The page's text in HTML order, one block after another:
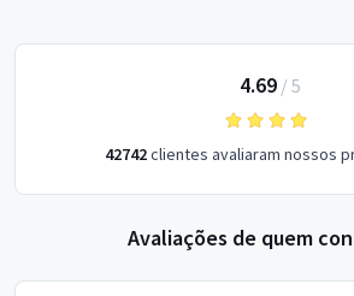
4.69/ 5
42742clientes avaliaram nossos
Avaliações de quem